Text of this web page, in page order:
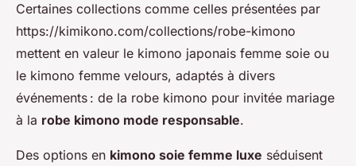
Certaines collections comme celles présentées par
https://kimikono.com/collections/robe-kimono
mettent en valeur le kimono japonais femme soie ou
le kimono femme velours, adaptés à divers
événements : de la robe kimono pour invitée mariage
à la robe kimono mode responsable.
Des options en kimono soie femme luxe séduisent